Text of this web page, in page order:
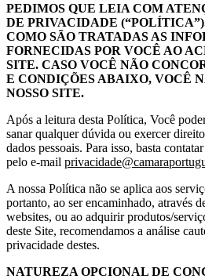
PEDIMOS QUE LEIA COM
DE PRIVACIDADE
COMO SÃO TRATADAS AS
FORNECIDAS POR VOCÊ AO
SITE. CASO VOCÊ NÃO
E CONDIÇÕES ABAIXO, VOCÊ
NOSSO SITE.
Após a leitura desta Política, Você
sanar qualquer dúvida ou exercer
dados pessoais. Para isso, basta
pelo e-mail
A nossa Política não se aplica aos
portanto, ao ser encaminhado, através
websites, ou ao adquirir produtos/
deste Site, recomendamos a análise
privacidade destes.
NATUREZA OPCIONAL DE